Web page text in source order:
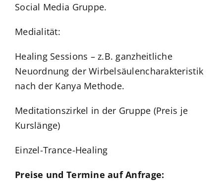
Social Media Gruppe.
Medialität:
Healing Sessions – z.B. ganzheitliche
Neuordnung der Wirbelsäulencharakteristik
nach der Kanya Methode.
Meditationszirkel in der Gruppe (Preis je
Kurslänge)
Einzel-Trance-Healing
Preise und Termine auf Anfrage: